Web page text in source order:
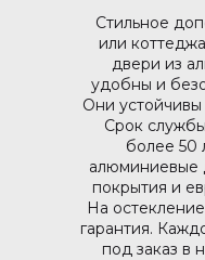
Стильное
или
двери из
удобны и
Они
Срок
более 50
алюминиевые
покрытия и
На
гарантия.
под заказ в